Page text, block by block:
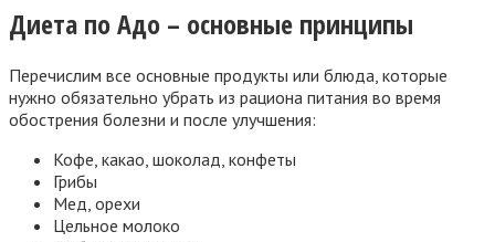
Диета по Адо – основные принципы
Перечислим все основные продукты или блюда, которые
нужно обязательно убрать из рациона питания во время
обострения болезни и после улучшения:
Кофе, какао, шоколад, конфеты
Грибы
Мед, орехи
Цельное молоко